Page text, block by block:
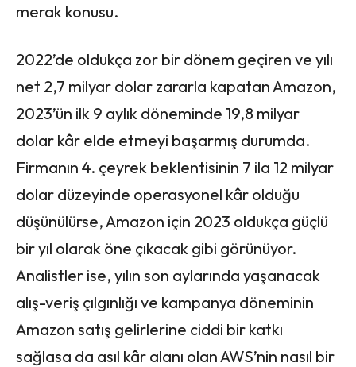
merak konusu.
2022’de oldukça zor bir dönem geçiren ve yılı
net 2,7 milyar dolar zararla kapatan Amazon,
2023’ün ilk 9 aylık döneminde 19,8 milyar
dolar kâr elde etmeyi başarmış durumda.
Firmanın 4. çeyrek beklentisinin 7 ila 12 milyar
dolar düzeyinde operasyonel kâr olduğu
düşünülürse, Amazon için 2023 oldukça güçlü
bir yıl olarak öne çıkacak gibi görünüyor.
Analistler ise, yılın son aylarında yaşanacak
alış-veriş çılgınlığı ve kampanya döneminin
Amazon satış gelirlerine ciddi bir katkı
sağlasa da asıl kâr alanı olan AWS’nin nasıl bir